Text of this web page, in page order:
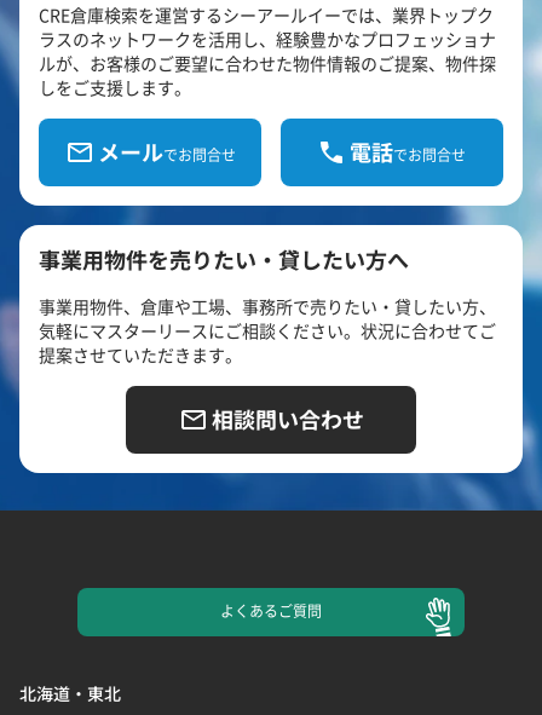
CRE倉庫検索を運営するシーアールイーでは、業界トップク
ラスのネットワークを活用し、経験豊かなプロフェッショナ
ルが、お客様のご要望に合わせた物件情報のご提案、物件探
しをご支援します。
メールでお問合せ 電話でお問合せ
事業用物件を売りたい・貸したい方へ
事業用物件、倉庫や工場、事務所で売りたい・貸したい方、
気軽にマスターリースにご相談ください。状況に合わせてご
提案させていただきます。
相談問い合わせ
よくあるご質問
北海道・東北